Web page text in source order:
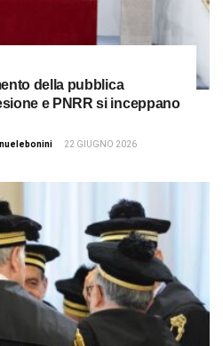
della pubblica
e PNRR si inceppano
22 GIUGNO 2026